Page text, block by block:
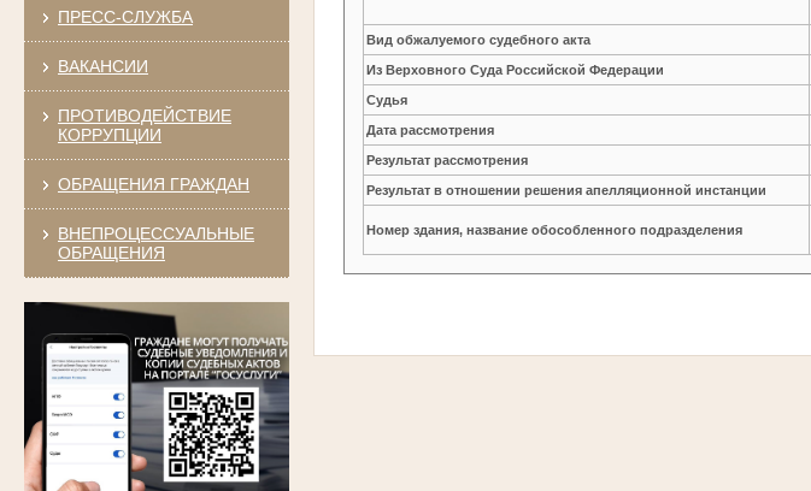
ПРЕСС-СЛУЖБА
ВАКАНСИИ
ПРОТИВОДЕЙСТВИЕ
КОРРУПЦИИ
ОБРАЩЕНИЯ ГРАЖДАН
ВНЕПРОЦЕССУАЛЬНЫЕ
ОБРАЩЕНИЯ
Вид обжалуемого судебного акта
Из Верховного Суда Российской Федерации
Судья
Дата рассмотрения
Результат рассмотрения
Результат в отношении решения апелляционной инстанции
Номер здания, название обособленного подразделения